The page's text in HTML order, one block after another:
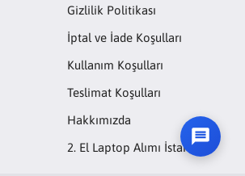
Gizlilik Politikası
İptal ve İade Koşulları
Kullanım Koşulları
Teslimat Koşulları
Hakkımızda
2. El Laptop Alımı İstanbul